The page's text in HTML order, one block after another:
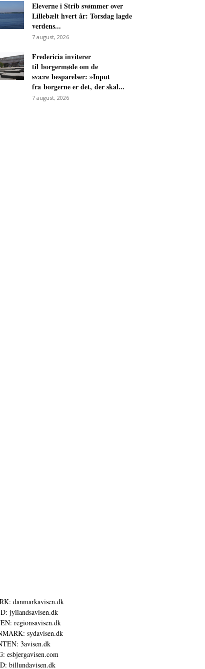
Eleverne i Strib svømmer over
Lillebælt hvert år: Torsdag lagde
verdens...
7 august, 2026
Fredericia inviterer
til borgermøde om de
svære besparelser: »Input
fra borgerne er det, der skal...
7 august, 2026
danmarkavisen.dk
jyllandsavisen.dk
regionsavisen.dk
sydavisen.dk
3avisen.dk
esbjergavisen.com
billundavisen.dk